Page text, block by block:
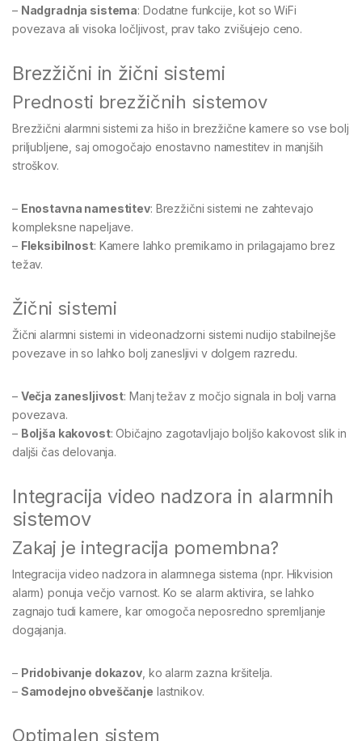
– Nadgradnja sistema: Dodatne funkcije, kot so WiFi
povezava ali visoka ločljivost, prav tako zvišujejo ceno.
Brezžični in žični sistemi
Prednosti brezžičnih sistemov
Brezžični alarmni sistemi za hišo in brezžične kamere so vse bolj
priljubljene, saj omogočajo enostavno namestitev in manjših
stroškov.
– Enostavna namestitev: Brezžični sistemi ne zahtevajo
kompleksne napeljave.
– Fleksibilnost: Kamere lahko premikamo in prilagajamo brez
težav.
Žični sistemi
Žični alarmni sistemi in videonadzorni sistemi nudijo stabilnejše
povezave in so lahko bolj zanesljivi v dolgem razredu.
– Večja zanesljivost: Manj težav z močjo signala in bolj varna
povezava.
– Boljša kakovost: Običajno zagotavljajo boljšo kakovost slik in
daljši čas delovanja.
Integracija video nadzora in alarmnih
sistemov
Zakaj je integracija pomembna?
Integracija video nadzora in alarmnega sistema (npr. Hikvision
alarm) ponuja večjo varnost. Ko se alarm aktivira, se lahko
zagnajo tudi kamere, kar omogoča neposredno spremljanje
dogajanja.
– Pridobivanje dokazov, ko alarm zazna kršitelja.
– Samodejno obveščanje lastnikov.
Optimalen sistem